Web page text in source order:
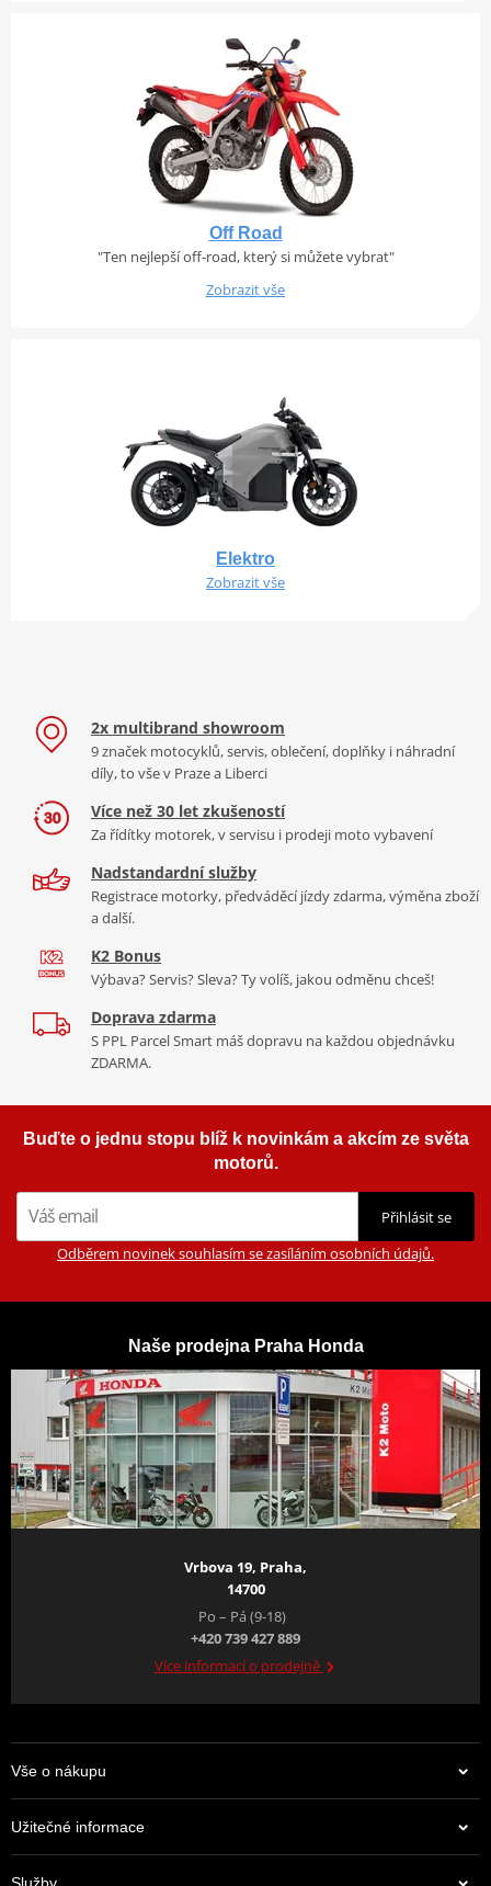
Off Road
"Ten nejlepší off-road, který si můžete vybrat"
Zobrazit vše
Elektro
Zobrazit vše
2x multibrand showroom
9 značek motocyklů, servis, oblečení, doplňky i náhradní
díly, to vše v Praze a Liberci
Více než 30 let zkušeností
Za řídítky motorek, v servisu i prodeji moto vybavení
Nadstandardní služby
Registrace motorky, předváděcí jízdy zdarma, výměna zboží
a další.
K2 Bonus
Výbava? Servis? Sleva? Ty volíš, jakou odměnu chceš!
Doprava zdarma
S PPL Parcel Smart máš dopravu na každou objednávku
ZDARMA.
Buďte o jednu stopu blíž k novinkám a akcím ze světa
motorů.
Přihlásit se
Odběrem novinek souhlasím se zasíláním osobních údajů.
Naše prodejna Praha Honda
Vrbova 19, Praha,
14700
Po – Pá (9-18)
+420 739 427 889
Více informací o prodejně
Vše o nákupu
Užitečné informace